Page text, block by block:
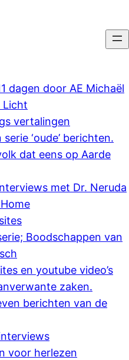
dagen door AE Michaël
Licht
vertalingen
‘oude’ berichten.
dat eens op Aarde
met Dr. Neruda
Home
Boodschappen van
en youtube video’s
zaken.
berichten van de
voor herlezen